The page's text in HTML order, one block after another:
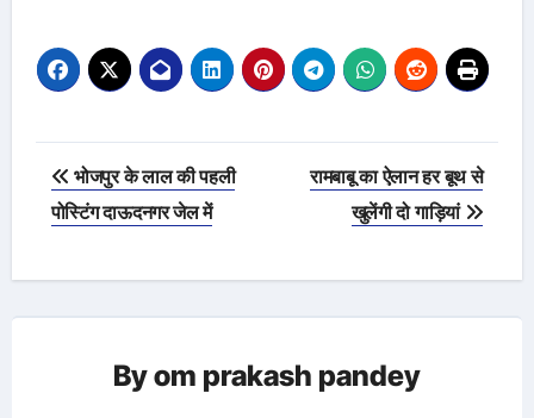
Post
navigation
भोजपुर के लाल की पहली
पोस्टिंग दाऊदनगर जेल में
रामबाबू का ऐलान हर बूथ से
खुलेंगी दो गाड़ियां
Byom prakash pandey